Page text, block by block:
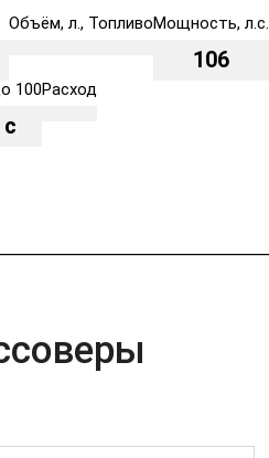
Объём, л., ТопливоМощность, л.с.
106
100Расход